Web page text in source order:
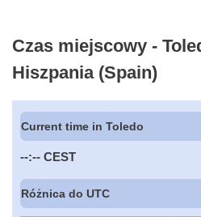
Czas miejscowy -
Hiszpania (Spain)
Current time in Toledo
--:-- CEST
Różnica do UTC